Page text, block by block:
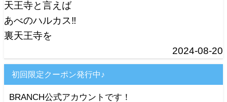
天王寺と言えば
あべのハルカス‼️
裏天王寺を
2024-08-20
初回限定クーポン発行中♪
BRANCH公式アカウントです！